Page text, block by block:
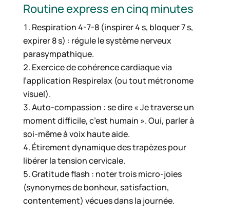
Routine express en cinq minutes
Respiration 4-7-8 (inspirer 4 s, bloquer 7 s,
expirer 8 s) : régule le système nerveux
parasympathique.
Exercice de cohérence cardiaque via
l’application Respirelax (ou tout métronome
visuel).
Auto-compassion : se dire « Je traverse un
moment difficile, c’est humain ». Oui, parler à
soi-même à voix haute aide.
Étirement dynamique des trapèzes pour
libérer la tension cervicale.
Gratitude flash : noter trois micro-joies
(synonymes de bonheur, satisfaction,
contentement) vécues dans la journée.